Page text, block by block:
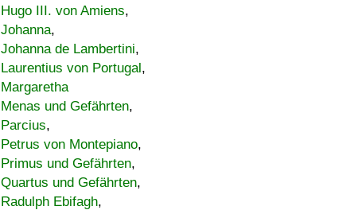
Hugo III. von Amiens,
Johanna,
Johanna de Lambertini,
Laurentius von Portugal,
Margaretha
Menas und Gefährten,
Parcius,
Petrus von Montepiano,
Primus und Gefährten,
Quartus und Gefährten,
Radulph Ebifagh,